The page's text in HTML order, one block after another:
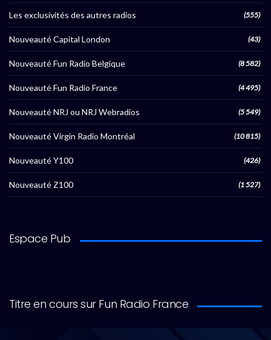
Les exclusivités des autres radios (555)
Nouveauté Capital London (43)
Nouveauté Fun Radio Belgique (8 582)
Nouveauté Fun Radio France (4 495)
Nouveauté NRJ ou NRJ Webradios (5 549)
Nouveauté Virgin Radio Montréal (10 815)
Nouveauté Y100 (426)
Nouveauté Z100 (1 527)
Espace Pub
Titre en cours sur Fun Radio France